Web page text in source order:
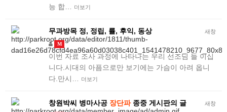
능 합…
더보기
새창
무과방목 정, 정립, 률, 후익, 동상
M
이번 자료 조사 과정에 나타나는 우리 선조님 들 이십
니다.시대의 아픔으로만 보기에는 가슴이 아려 옵니
다.만시…
더보기
새창
창원박씨 병마사공 장단파종중 게시판의 글